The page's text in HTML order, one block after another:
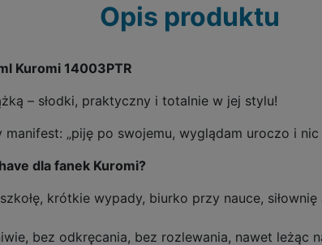
Opis produktu
Kuromi 14003PTR
– słodki, praktyczny i totalnie w jej stylu!
„piję po swojemu, wyglądam uroczo i nic
dla fanek Kuromi?
krótkie wypady, biurko przy nauce,
bez odkręcania, bez rozlewania, nawet leżąc